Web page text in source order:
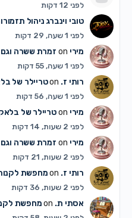
לפני 12 דקות
טובי וינברג ניהול
לפני 1 שעה, 29 דקות
מיריon זמרת ששרה
לפני 1 שעה, 55 דקות
רותי ז.on טריילר של
לפני 1 שעה, 56 דקות
מיריon טריילר של
לפני 2 שעות, 14 דקות
מיריon זמרת ששרה
לפני 2 שעות, 21 דקות
רותי ז.on מחפשת
לפני 2 שעות, 36 דקות
אסתי ת.on מחפשת